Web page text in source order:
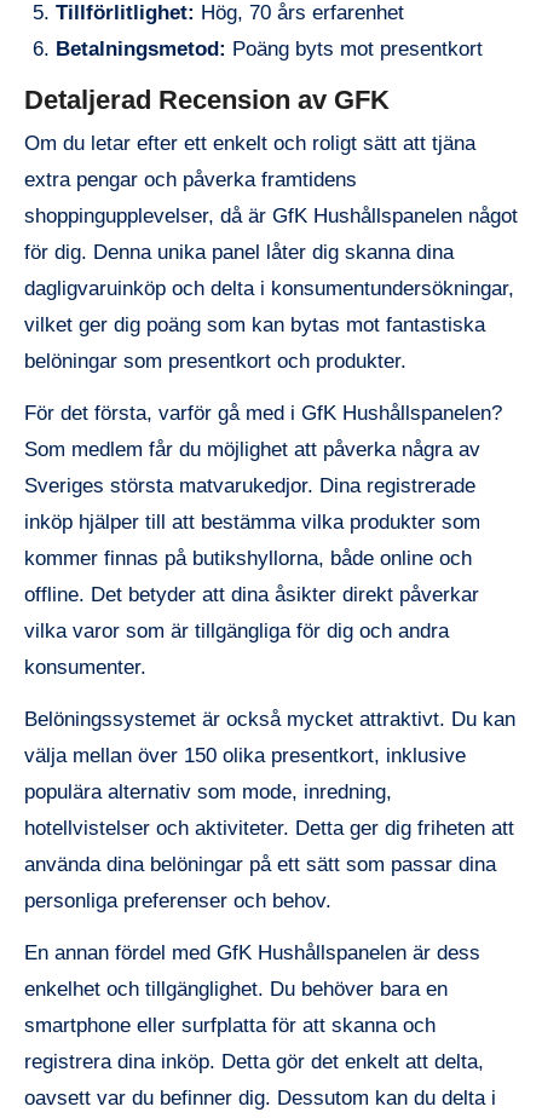
Tillförlitlighet: Hög, 70 års erfarenhet
Betalningsmetod: Poäng byts mot presentkort
Detaljerad Recension av GFK
Om du letar efter ett enkelt och roligt sätt att tjäna
extra pengar och påverka framtidens
shoppingupplevelser, då är GfK Hushållspanelen något
för dig. Denna unika panel låter dig skanna dina
dagligvaruinköp och delta i konsumentundersökningar,
vilket ger dig poäng som kan bytas mot fantastiska
belöningar som presentkort och produkter.
För det första, varför gå med i GfK Hushållspanelen?
Som medlem får du möjlighet att påverka några av
Sveriges största matvarukedjor. Dina registrerade
inköp hjälper till att bestämma vilka produkter som
kommer finnas på butikshyllorna, både online och
offline. Det betyder att dina åsikter direkt påverkar
vilka varor som är tillgängliga för dig och andra
konsumenter.
Belöningssystemet är också mycket attraktivt. Du kan
välja mellan över 150 olika presentkort, inklusive
populära alternativ som mode, inredning,
hotellvistelser och aktiviteter. Detta ger dig friheten att
använda dina belöningar på ett sätt som passar dina
personliga preferenser och behov.
En annan fördel med GfK Hushållspanelen är dess
enkelhet och tillgänglighet. Du behöver bara en
smartphone eller surfplatta för att skanna och
registrera dina inköp. Detta gör det enkelt att delta,
oavsett var du befinner dig. Dessutom kan du delta i